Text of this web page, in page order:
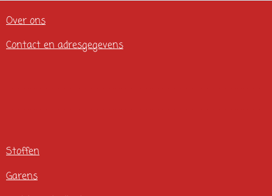
Over ons
Contact en adresgegevens
Stoffen
Garens